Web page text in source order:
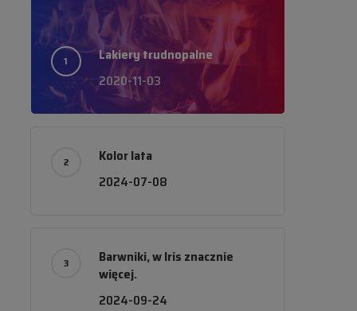
Lakiery trudnopalne
2020-11-03
Kolor lata
2024-07-08
Barwniki, w Iris znacznie
więcej.
2024-09-24